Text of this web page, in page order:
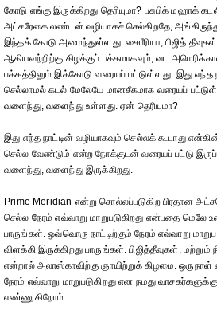
கோடு எங்கு இருக்கிறது தெரியுமா? பசுபிக் மஹாக்
அட்சரேகை லண்டன் வழியாகச் செல்கிறதே, அங்கிருந்து
இந்தக் கோடு அமைந்துள்ளது. சைபீரியா, பிஜித் தீவுகள்,
ஆகியவற்றிற்கு கிழக்குப் பக்கமாகவும், வட
பக்கத்திலும் இக்கோடு வரையப் பட்டுள்ளது. இது எந்த
செல்லாமல் கடல் மேலேயே மானசீகமாக வரையப்
வளைந்து, வளைந்து உள்ளது. ஏன் தெரியுமா?
இது எந்த நாட்டின் வழியாகவும் செல்லக் கூடாது
செல்ல வேண்டும் என்ற நோக்குடன் வரையப் பட்டு
வளைந்து, வளைந்து இருக்கிறது.
Prime Meridian என்று சொல்லப்படுகிற பிரதான
செல்ல நேரம் எவ்வாறு மாறுபடுகிறது என்பதை மெலே
பாருங்கள். ஒவ்வொரு நாட்டிற்கும் நேரம் எவ்வாறு
விளக்கி இருக்கிறது பாருங்கள். பிஜித்தீவுகள், மற்றும்
என்றால் அலாஸ்காவிற்கு ஞாயிற்றுக் கிழமை. ஒருநாள்
நேரம் எவ்வாறு மாறுபடுகிறது என நமது
எண்ணுகிறோம்.